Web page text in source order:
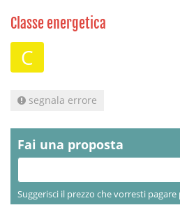
Classe energetica
C
segnala errore
Fai una proposta
Suggerisci il prezzo che vorresti